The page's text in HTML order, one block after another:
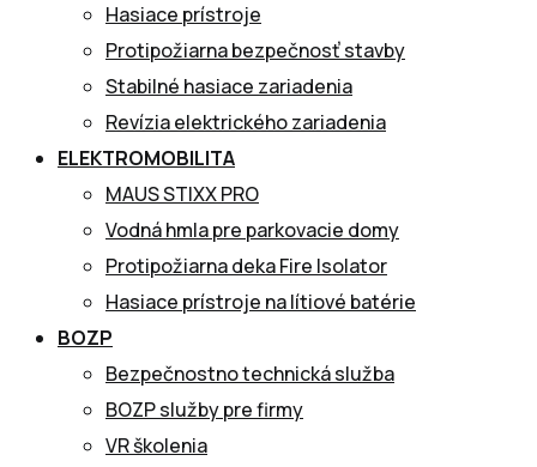
Hasiace prístroje
Protipožiarna bezpečnosť stavby
Stabilné hasiace zariadenia
Revízia elektrického zariadenia
ELEKTROMOBILITA
MAUS STIXX PRO
Vodná hmla pre parkovacie domy
Protipožiarna deka Fire Isolator
Hasiace prístroje na lítiové batérie
BOZP
Bezpečnostno technická služba
BOZP služby pre firmy
VR školenia